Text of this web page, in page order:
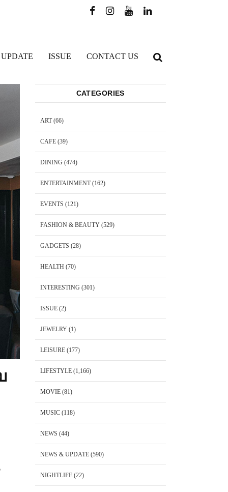
ISSUE CONTACT US
CATEGORIES
ART(66)
CAFE(39)
DINING (474)
ENTERTAINMENT(162)
EVENTS (121)
FASHION & BEAUTY(529)
GADGETS (28)
HEALTH (70)
INTERESTING (301)
ISSUE(2)
JEWELRY(1)
LEISURE(177)
LIFESTYLE(1,166)
MOVIE(81)
MUSIC(118)
NEWS (44)
NEWS & UPDATE(590)
NIGHTLIFE(22)